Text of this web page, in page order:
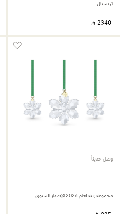
كريستال
‎ ⃁ ⁦2340⁩ ‎
وصل حديثاً
مجموعة زينة لعام 2026 الإصدار السنوي